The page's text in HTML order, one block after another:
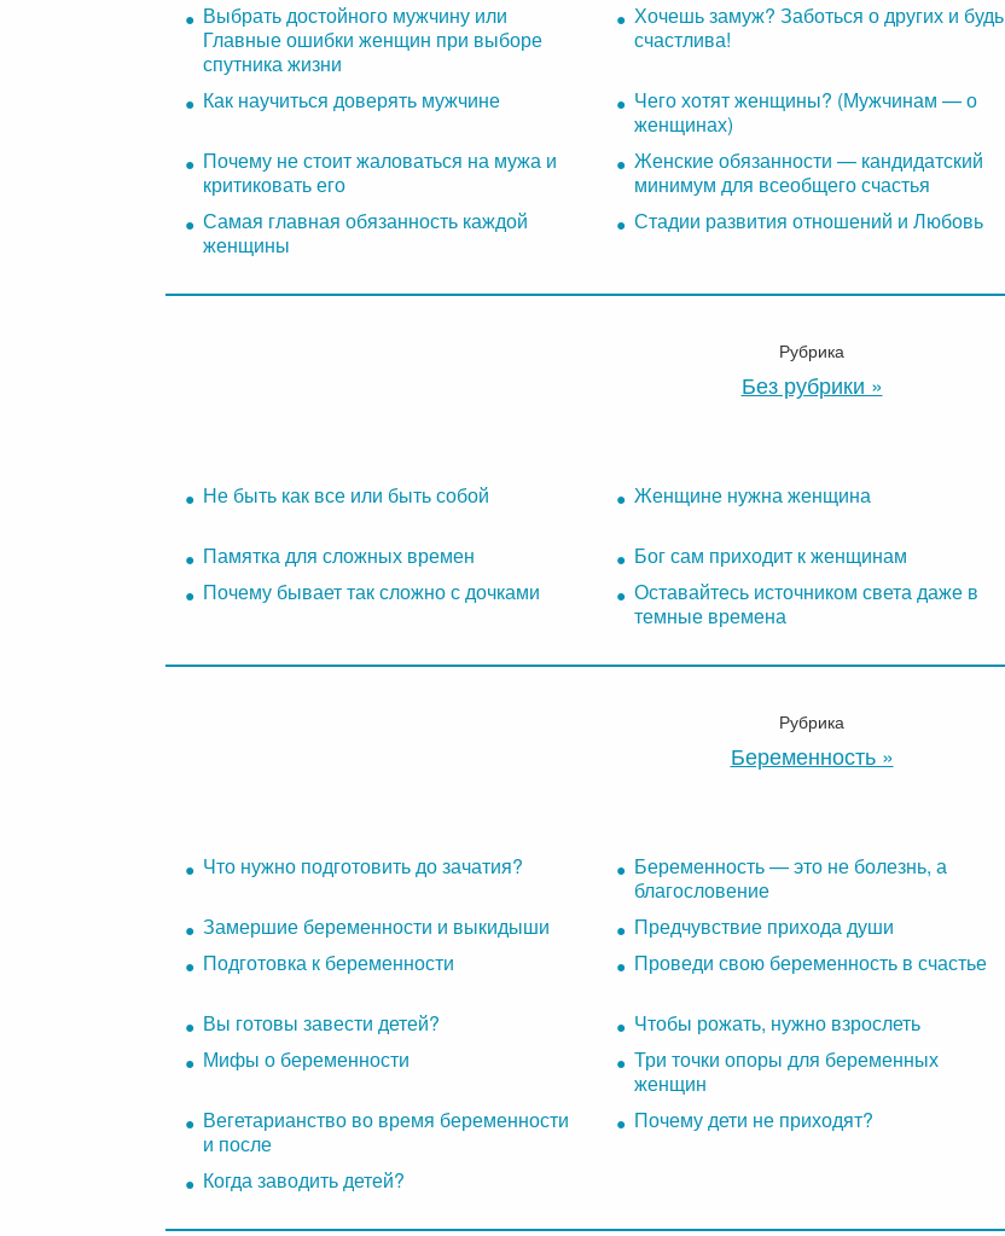
Выбрать достойного мужчину или
Главные ошибки женщин при выборе
спутника жизни
Хочешь замуж? Заботься о других и будь
счастлива!
Как научиться доверять мужчине
Чего хотят женщины? (Мужчинам — о
женщинах)
Почему не стоит жаловаться на мужа и
критиковать его
Женские обязанности — кандидатский
минимум для всеобщего счастья
Самая главная обязанность каждой
женщины
Стадии развития отношений и Любовь
Рубрика
Без рубрики »
Не быть как все или быть собой
Женщине нужна женщина
Памятка для сложных времен
Бог сам приходит к женщинам
Почему бывает так сложно с дочками
Оставайтесь источником света даже в
темные времена
Рубрика
Беременность »
Что нужно подготовить до зачатия?
Беременность — это не болезнь, а
благословение
Замершие беременности и выкидыши Предчувствие прихода души
Подготовка к беременности
Проведи свою беременность в счастье
Вы готовы завести детей?
Чтобы рожать, нужно взрослеть
Мифы о беременности
Три точки опоры для беременных
женщин
Вегетарианство во время беременности
и после
Почему дети не приходят?
Когда заводить детей?